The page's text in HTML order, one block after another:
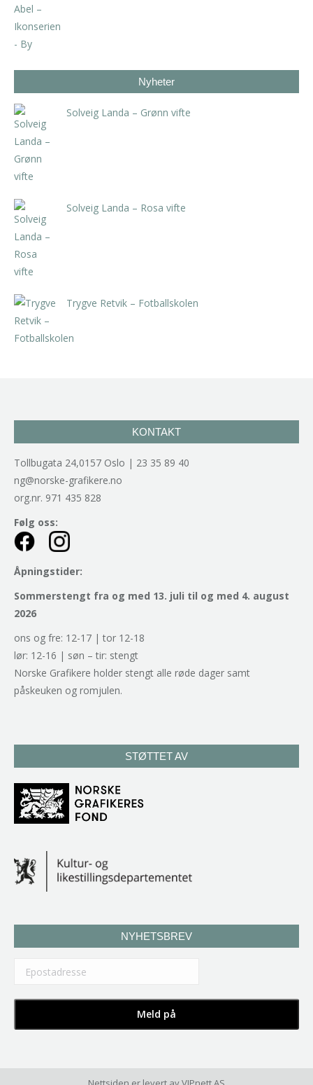
Nyheter
Solveig Landa – Grønn vifte
Solveig Landa – Rosa vifte
Trygve Retvik – Fotballskolen
KONTAKT
Tollbugata 24,0157 Oslo | 23 35 89 40
ng@norske-grafikere.no
org.nr. 971 435 828
Følg oss:
Åpningstider:
Sommerstengt fra og med 13. juli til og med 4. august
2026
ons og fre: 12-17 | tor 12-18
lør: 12-16 | søn – tir: stengt
Norske Grafikere holder stengt alle røde dager samt
påskeuken og romjulen.
STØTTET AV
NYHETSBREV